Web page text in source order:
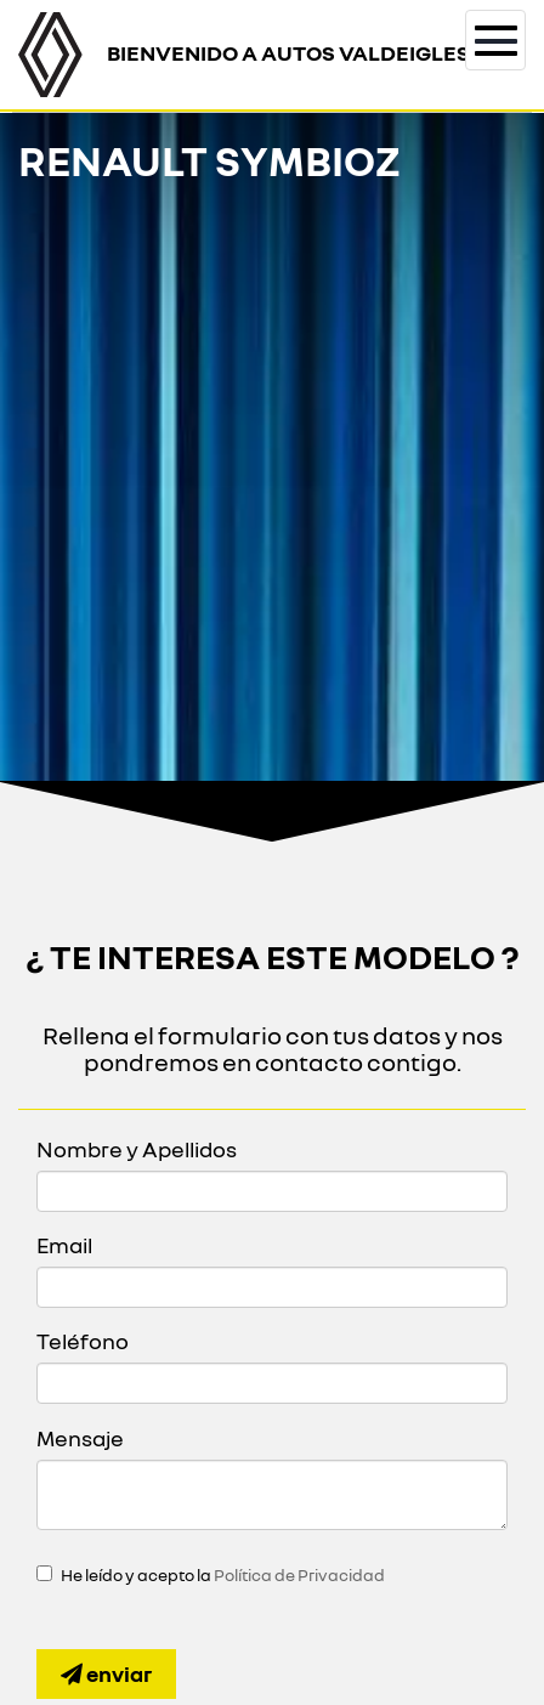
BIENVENIDO A AUTOS VALDEIGLESIAS
RENAULT SYMBIOZ
¿ TE INTERESA ESTE MODELO ?
Rellena el formulario con tus datos y nos
pondremos en contacto contigo.
Nombre y Apellidos
Email
Teléfono
Mensaje
He leído y acepto la Política de Privacidad
enviar